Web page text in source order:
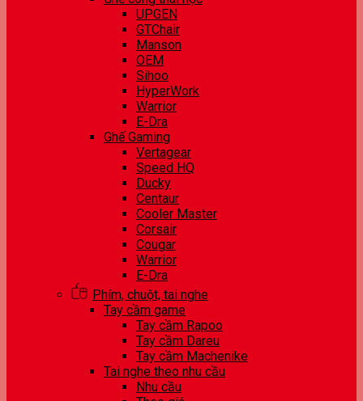
UPGEN
GTChair
Manson
OEM
Sihoo
HyperWork
Warrior
E-Dra
Ghế Gaming
Vertagear
Speed HQ
Ducky
Centaur
Cooler Master
Corsair
Cougar
Warrior
E-Dra
Phím, chuột, tai nghe
Tay cầm game
Tay cầm Rapoo
Tay cầm Dareu
Tay cầm Machenike
Tai nghe theo nhu cầu
Nhu cầu